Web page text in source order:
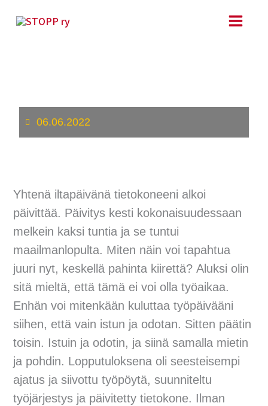
sisältöön
06.06.2022
Yhtenä iltapäivänä tietokoneeni alkoi
päivittää. Päivitys kesti kokonaisuudessaan
melkein kaksi tuntia ja se tuntui
maailmanlopulta. Miten näin voi tapahtua
juuri nyt, keskellä pahinta kiirettä? Aluksi olin
sitä mieltä, että tämä ei voi olla työaikaa.
Enhän voi mitenkään kuluttaa työpäivääni
siihen, että vain istun ja odotan. Sitten päätin
toisin. Istuin ja odotin, ja siinä samalla mietin
ja pohdin. Lopputuloksena oli seesteisempi
ajatus ja siivottu työpöytä, suunniteltu
työjärjestys ja päivitetty tietokone. Ilman